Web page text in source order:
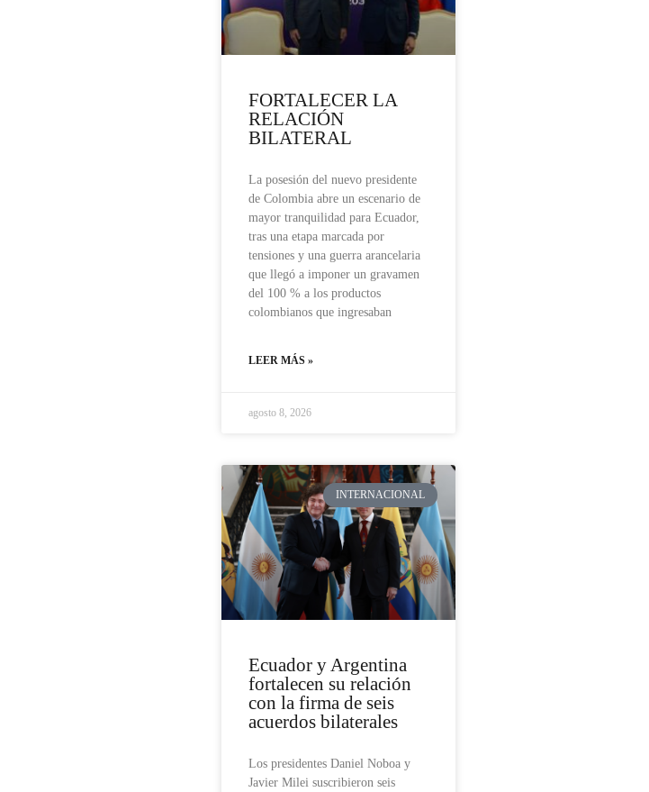
FORTALECER LA
RELACIÓN
BILATERAL
La posesión del nuevo presidente
de Colombia abre un escenario de
mayor tranquilidad para Ecuador,
tras una etapa marcada por
tensiones y una guerra arancelaria
que llegó a imponer un gravamen
del 100 % a los productos
colombianos que ingresaban
LEER MÁS »
agosto 8, 2026
INTERNACIONAL
Ecuador y Argentina
fortalecen su relación
con la firma de seis
acuerdos bilaterales
Los presidentes Daniel Noboa y
Javier Milei suscribieron seis